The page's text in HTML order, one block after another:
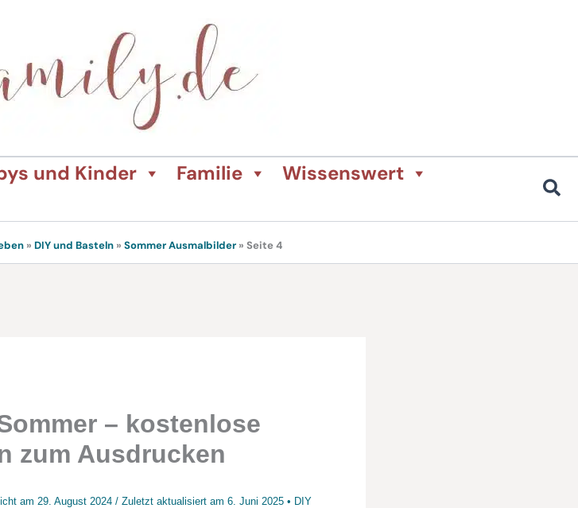
und Kinder Familie
Wissenswert
» DIY und Basteln » Sommer Ausmalbilder » Seite 4
– kostenlose
zum Ausdrucken
am 29. August 2024 / Zuletzt aktualisiert am 6. Juni 2025• DIY